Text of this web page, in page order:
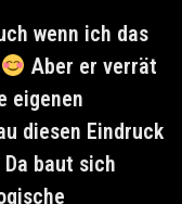
wenn ich das
Aber er verrät
eigenen
diesen Eindruck
baut sich